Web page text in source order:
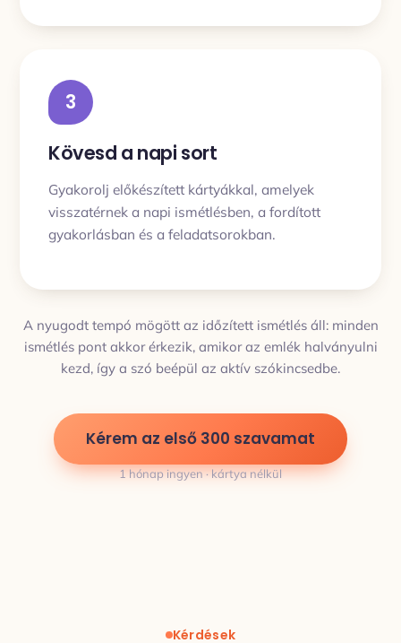
3
Kövesd a napi sort
Gyakorolj előkészített kártyákkal, amelyek
visszatérnek a napi ismétlésben, a fordított
gyakorlásban és a feladatsorokban.
A nyugodt tempó mögött az időzített ismétlés áll: minden
ismétlés pont akkor érkezik, amikor az emlék halványulni
kezd, így a szó beépül az aktív szókincsedbe.
Kérem az első 300 szavamat
1 hónap ingyen · kártya nélkül
Kérdések